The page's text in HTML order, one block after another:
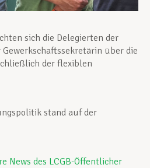
sich die Delegierten der
über die
der flexiblen
stand auf der
News des LCGB-Öffentlicher